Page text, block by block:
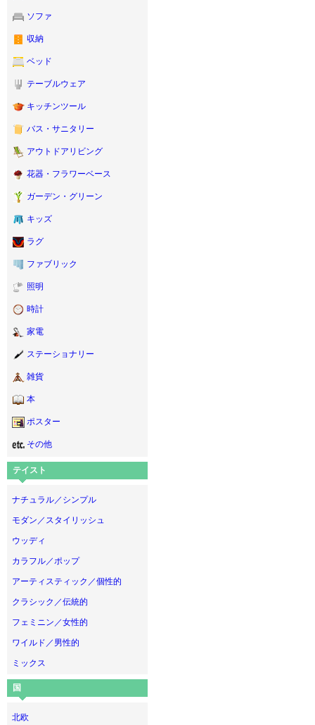
ソファ
収納
ベッド
テーブルウェア
キッチンツール
バス・サニタリー
アウトドアリビング
花器・フラワーベース
ガーデン・グリーン
キッズ
ラグ
ファブリック
照明
時計
家電
ステーショナリー
雑貨
本
ポスター
その他
テイスト
ナチュラル／シンプル
モダン／スタイリッシュ
ウッディ
カラフル／ポップ
アーティスティック／個性的
クラシック／伝統的
フェミニン／女性的
ワイルド／男性的
ミックス
国
北欧